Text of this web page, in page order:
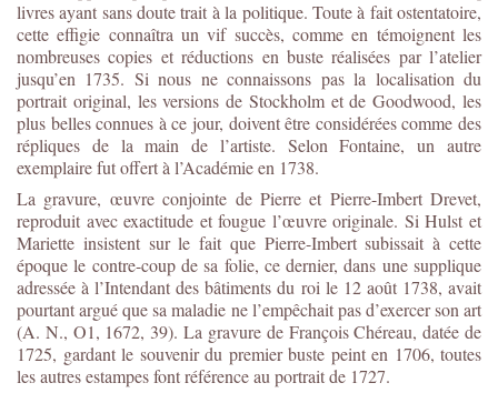
livres ayant sans doute trait à la politique. Toute à fait ostentatoire,
cette effigie connaîtra un vif succès, comme en témoignent les
nombreuses copies et réductions en buste réalisées par l’atelier
jusqu’en 1735. Si nous ne connaissons pas la localisation du
portrait original, les versions de Stockholm et de Goodwood, les
plus belles connues à ce jour, doivent être considérées comme des
répliques de la main de l’artiste. Selon Fontaine, un autre
exemplaire fut offert à l’Académie en 1738.
La gravure, œuvre conjointe de Pierre et Pierre-Imbert Drevet,
reproduit avec exactitude et fougue l’œuvre originale. Si Hulst et
Mariette insistent sur le fait que Pierre-Imbert subissait à cette
époque le contre-coup de sa folie, ce dernier, dans une supplique
adressée à l’Intendant des bâtiments du roi le 12 août 1738, avait
pourtant argué que sa maladie ne l’empêchait pas d’exercer son art
(A. N., O1, 1672, 39). La gravure de François Chéreau, datée de
1725, gardant le souvenir du premier buste peint en 1706, toutes
les autres estampes font référence au portrait de 1727.